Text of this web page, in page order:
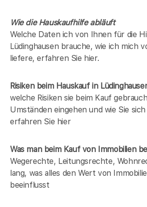
Wie die Hauskaufhilfe abläuft
Welche Daten ich von Ihnen für die
Lüdinghausen brauche, wie ich mich
liefere, erfahren Sie hier.
Risiken beim Hauskaufin
welche Risiken sie beim Kauf
Umständen eingehen und wie Sie
erfahren Sie hier
Was man beim Kauf von Immobilien
Wegerechte, Leitungsrechte,
lang, was alles den Wert von
beeinflusst